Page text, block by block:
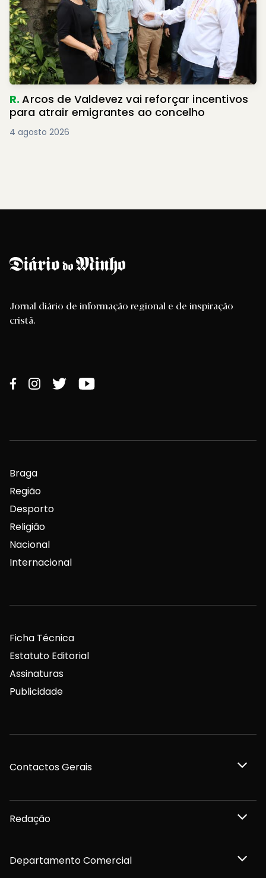
R.Arcos de Valdevez vai reforçar incentivos
para atrair emigrantes ao concelho
4 agosto 2026
Jornal diário de informação regional e de inspiração
cristã.
Braga
Região
Desporto
Religião
Nacional
Internacional
Ficha Técnica
Estatuto Editorial
Assinaturas
Publicidade
Contactos Gerais
Redação
Departamento Comercial